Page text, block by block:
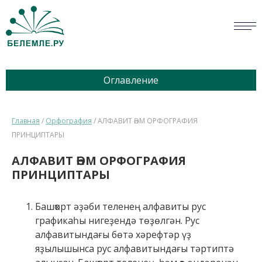
ОПРОС
ПЕРСОНАЛИИ
ВИКТОРИНА
ПРАВИЛА
Оглавление
Главная / Орфография /АЛФАВИТ ҺӘМ ОРФОГРАФИЯ
ПРИНЦИПТАРЫ
АЛФАВИТ ҺӘМ ОРФОГРАФИЯ
ПРИНЦИПТАРЫ
Башҡорт әҙәби теленең алфавиты рус
графикаһы нигеҙендә төҙөлгән. Рус
алфавитындағы бөтә хәрефтәр үҙ
яҙылышынса рус алфавитындағы тәртиптә